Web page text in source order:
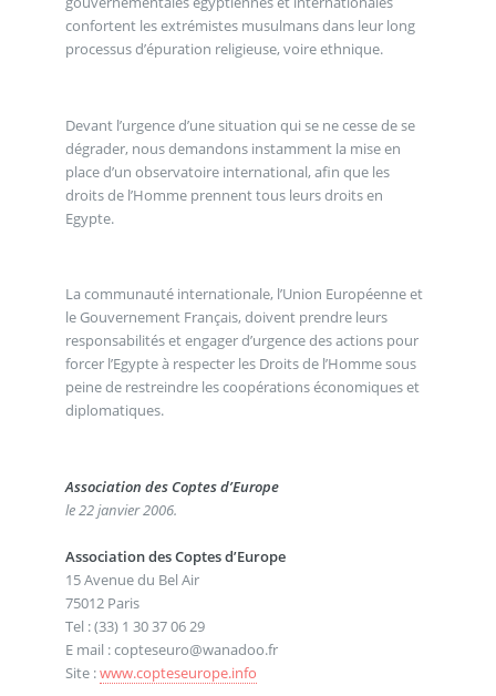
confortent les extrémistes musulmans dans leur long
processus d’épuration religieuse, voire ethnique.
Devant l’urgence d’une situation qui se ne cesse de se
dégrader, nous demandons instamment la mise en
place d’un observatoire international, afin que les
droits de l’Homme prennent tous leurs droits en
Egypte.
La communauté internationale, l’Union Européenne et
le Gouvernement Français, doivent prendre leurs
responsabilités et engager d’urgence des actions pour
forcer l’Egypte à respecter les Droits de l’Homme sous
peine de restreindre les coopérations économiques et
diplomatiques.
Association des Coptes d’Europe
le 22 janvier 2006.
Association des Coptes d’Europe
15 Avenue du Bel Air
75012 Paris
Tel : (33) 1 30 37 06 29
E mail : copteseuro@wanadoo.fr
Site :www.copteseurope.info